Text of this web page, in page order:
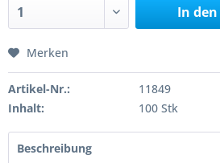
In den
Merken
Artikel-Nr.:
11849
Inhalt:
100 Stk
Beschreibung